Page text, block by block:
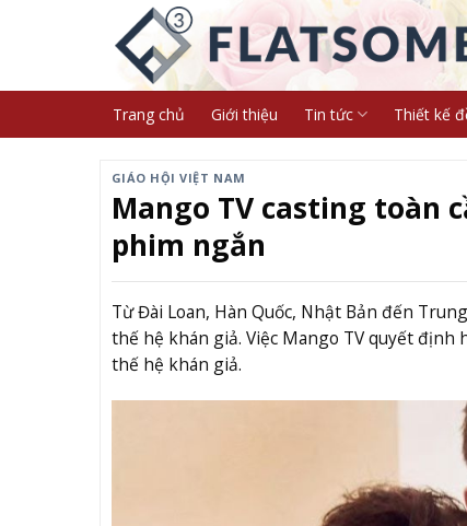
Trang chủ Giới thiệu Tin tức Thiết kế
GIÁO HỘI VIỆT NAM
Mango TV casting toàn
phim ngắn
Từ Đài Loan, Hàn Quốc, Nhật Bản đến
thế hệ khán giả. Việc Mango TV quyết
thế hệ khán giả.